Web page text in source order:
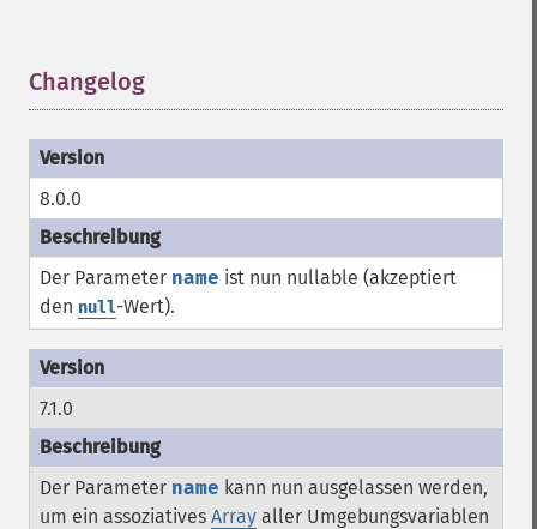
Changelog
8.0.0
Der Parameter name ist nun nullable (akzeptiert
den null-Wert).
7.1.0
Der Parameter name kann nun ausgelassen werden,
um ein assoziatives Array aller Umgebungsvariablen